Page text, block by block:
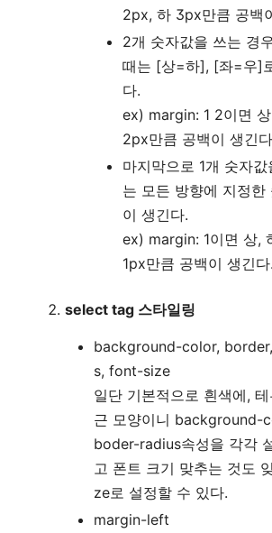
2px, 하 3px만큼 공백
2개 숫자값을 쓰는 경
때는 [상=하], [좌=우]
다.
ex) margin: 1 2이면
2px만큼 공백이 생긴
마지막으로 1개 숫자
는 모든 방향에 지정한
이 생긴다.
ex) margin: 1이면 상,
1px만큼 공백이 생긴다.
select tag 스타일링
background-color,
s, font-size
일단 기본적으로 흰색에,
근 모양이니 background-
boder-radius속성을 각각
고 폰트 크기 맞추는 것도
ze로 설정할 수 있다.
margin-left